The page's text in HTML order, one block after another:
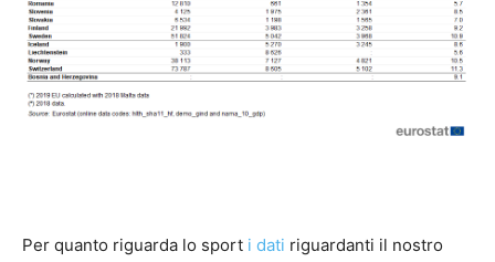
Per quanto riguarda lo sport i dati riguardanti il nostro